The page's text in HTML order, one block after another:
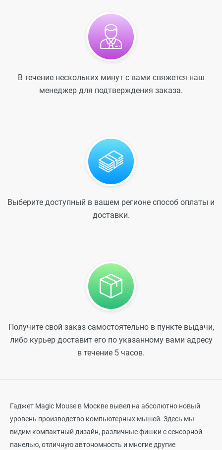
В течение нескольких минут с вами свяжется наш
менеджер для подтверждения заказа.
Выберите доступный в вашем регионе способ оплаты и
доставки.
Получите свой заказ самостоятельно в пункте выдачи,
либо курьер доставит его по указанному вами адресу
в течение 5 часов.
Гаджет Magic Mouse в Москве вывел на абсолютно новый
уровень производство компьютерных мышей. Здесь мы
видим компактный дизайн, различные фишки с сенсорной
панелью, отличную автономность и многие другие